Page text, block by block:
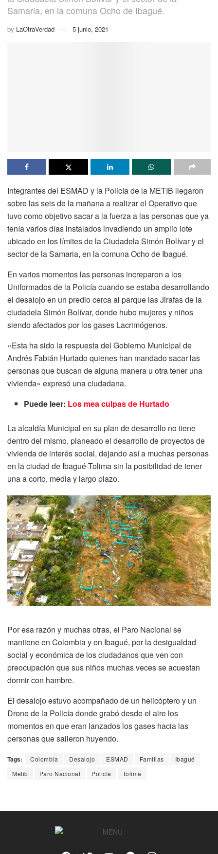
Samaria, en la comuna Ocho de Ibagué.
by LaOtraVerdad 5 junio, 2021
Integrantes del ESMAD y la Policía de la METIB llegaron
sobre las seis de la mañana a realizar el Operativo que
tuvo como objetivo sacar a la fuerza a las personas que ya
tenía varios días instalados invadiendo un amplio lote
ubicado en los límites de la Ciudadela Simón Bolívar y el
sector de la Samaria, en la comuna Ocho de Ibagué.
En varios momentos las personas increparon a los
Uniformados de la Policía cuando se estaba desarrollando
el desalojo en un predio cerca al parque las Jirafas de la
ciudadela Simón Bolívar, donde hubo mujeres y niños
siendo afectados por los gases Lacrimógenos.
«Esta ha sido la respuesta del Gobierno Municipal de
Andrés Fabián Hurtado quienes han mandado sacar las
personas que buscan de alguna manera u otra tener una
vivienda» expresó una ciudadana.
Puede leer: Los mea culpas de Hurtado
La alcaldía Municipal en su plan de desarrollo no tiene
dentro del mismo, planeado el desarrollo de proyectos de
vivienda de interés social, dejando así a muchas personas
en la ciudad de Ibagué-Tolima sin la posibilidad de tener
una a corto, media y largo plazo.
Por esa razón y muchas otras, el Paro Nacional se
mantiene en Colombia y en Ibagué, por la desigualdad
social y económica de los ciudadanos que ven con
preocupación que sus niños muchas veces se acuestan
dormir con hambre.
El desalojo estuvo acompañado de un helicóptero y un
Drone de la Policía donde grabó desde el aire los
momentos en que eran lanzados los gases hacia las
personas que salieron huyendo.
Tags: Colombia Desalojo ESMAD Familias
Ibagué
Metib
Paro Nacional Policía Tolima